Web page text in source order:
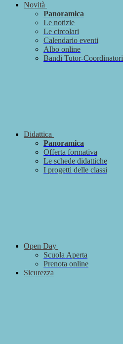
Novità
Panoramica
Le notizie
Le circolari
Calendario eventi
Albo online
Bandi Tutor-Coordinatori
Didattica
Panoramica
Offerta formativa
Le schede didattiche
I progetti delle classi
Open Day
Scuola Aperta
Prenota online
Sicurezza